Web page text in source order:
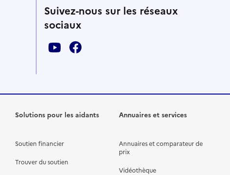
Suivez-nous sur les réseaux
sociaux
Solutions pour les aidants
Soutien financier
Trouver du soutien
Annuaires et services
Annuaires et comparateur de
prix
Vidéothèque